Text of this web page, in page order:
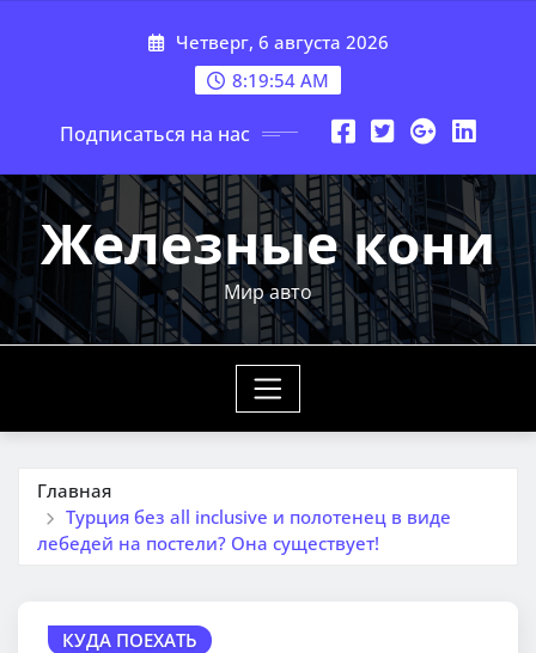
Четверг, 6 августа 2026
8:19:55 AM
Подписаться на нас
Железные кони
Мир авто
Главная
Турция без all inclusive и полотенец в виде
лебедей на постели? Она существует!
КУДА ПОЕХАТЬ